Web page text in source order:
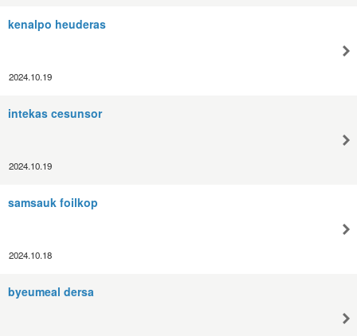
kenalpo heuderas
2024.10.19
intekas cesunsor
2024.10.19
samsauk foilkop
2024.10.18
byeumeal dersa